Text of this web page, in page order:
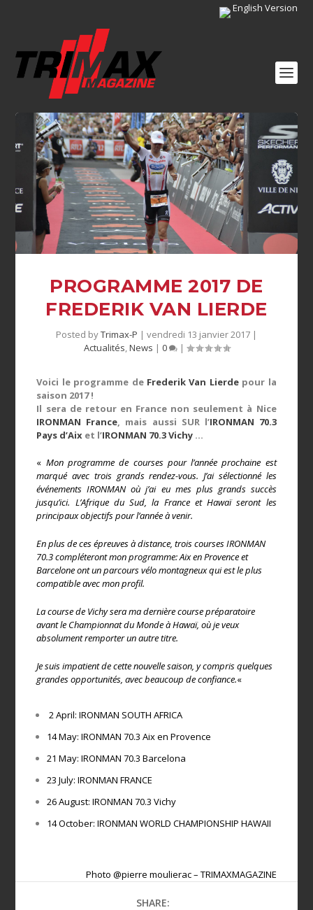
English Version
PROGRAMME 2017 DE
FREDERIK VAN LIERDE
Posted byTrimax-P | vendredi 13 janvier 2017 |
Actualités News | 0 |
Voici le programme de Frederik Van Lierdepour la
saison 2017 !
Il sera de retour en France non seulement à Nice
IRONMAN France , mais aussi SUR l’IRONMAN 70.3
Pays d’Aix et l’IRONMAN 70.3 Vichy …
« Mon programme de courses pour l’année prochaine est
marqué avec trois grands rendez-vous. J’ai sélectionné les
événements IRONMAN où j’ai eu mes plus grands succès
jusqu’ici. L’Afrique du Sud, la France et Hawaï seront les
principaux objectifs pour l’année à venir.
En plus de ces épreuves à distance, trois courses IRONMAN
70.3 compléteront mon programme: Aix en Provence et
Barcelone ont un parcours vélo montagneux qui est le plus
compatible avec mon profil.
La course de Vichy sera ma dernière course préparatoire
avant le Championnat du Monde à Hawaï, où je veux
absolument remporter un autre titre.
Je suis impatient de cette nouvelle saison, y compris quelques
grandes opportunités, avec beaucoup de confiance.«
2 April: IRONMAN SOUTH AFRICA
14 May: IRONMAN 70.3 Aix en Provence
21 May: IRONMAN 70.3 Barcelona
23 July: IRONMAN FRANCE
26 August: IRONMAN 70.3 Vichy
14 October: IRONMAN WORLD CHAMPIONSHIP HAWAII
Photo @pierre moulierac – TRIMAXMAGAZINE
SHARE: